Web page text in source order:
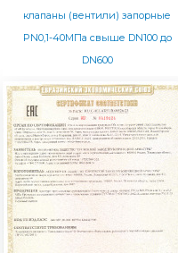
клапаны (вентили) запорные
PN0,1-40МПа свыше DN100 до
DN600